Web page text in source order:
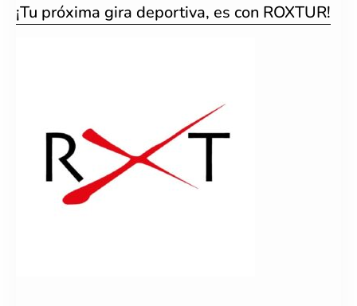
¡Tu próxima gira deportiva, es con ROXTUR!